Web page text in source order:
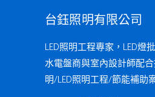
台鈺照明有限公司
LED照明工程專家，LED燈
水電盤商與室內設計師配
明/LED照明工程/節能補助